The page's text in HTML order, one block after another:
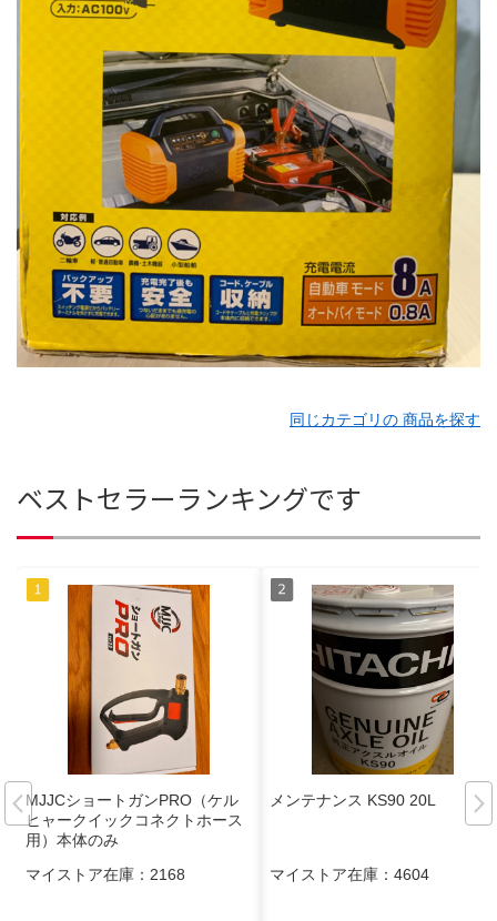
同じカテゴリの 商品を探す
ベストセラーランキングです
MJJCショートガンPRO（ケル
ヒャークイックコネクトホース
用）本体のみ
マイストア在庫： 2168
メンテナンス KS90 20L
マイストア在庫： 4604